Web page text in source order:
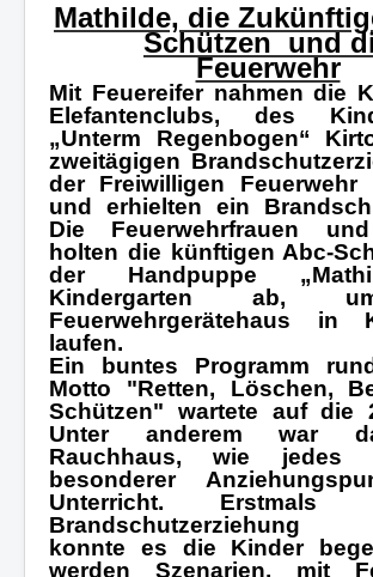
Mathilde, die
Schützen und
Feuerwehr
Mit Feuereifer nahmen die
Elefantenclubs, des
„Unterm Regenbogen“
zweitägigen
der Freiwilligen Feuerwehr
und erhielten ein
Die Feuerwehrfrauen
holten die künftigen Abc-
der Handpuppe
Kindergarten ab,
Feuerwehrgerätehaus in
laufen.
Ein buntes Programm
Motto "Retten, Löschen,
Schützen" wartete auf die
Unter anderem war
Rauchhaus, wie jedes
besonderer
Unterricht.
Brandschutzerziehung
konnte es die Kinder
werden Szenarien, mit